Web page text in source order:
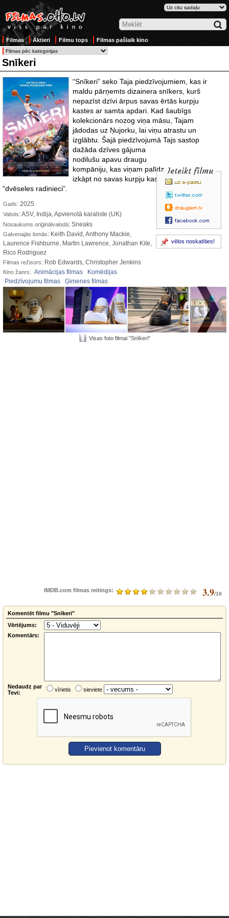
Filmas Aktieri Filmu tops Filmas pašlaik kino
Snīkeri
“Snīkeri” seko Taja piedzīvojumiem, kas ir
maldu pārņemts dizainera snīkers, kurš
nepazīst dzīvi ārpus savas ērtās kurpju
kastes ar samta apdari. Kad šaubīgs
kolekcionārs nozog viņa māsu, Tajam
jādodas uz Ņujorku, lai viņu atrastu un
izglābtu. Šajā piedzīvojumā Tajssastop
dažāda dzīves gājuma
nodilušu apavu draugu
kompāniju, kas viņam palīdz rast drosmi
izkāpt no savas kurpju kastes un atrast savu
“dvēseles radinieci”.
Ieteikt filmu
vēlos noskatīties!
Gads: 2025
Valstis: ASV, Indija, Apvienotā karaliste (UK)
Nosaukums oriģinālvalodā: Sneaks
Galvenajās lomās: Keith David, Anthony Mackie,
Laurence Fishburne, Martin Lawrence, Jonathan Kite,
Rico Rodriguez
Filmas režisors: Rob Edwards, Christopher Jenkins
Kino žanrs: Animācijas filmas
Komēdijas
Piedzīvojumu filmas
Ģimenes filmas
Visas foto filmai "Snīkeri"
IMDB.com filmas reitings: 3.9/10
Komentēt filmu "Snīkeri"
Vērtējums:
Komentārs:
Nedaudz par
Tevi:
vīrietis sieviete